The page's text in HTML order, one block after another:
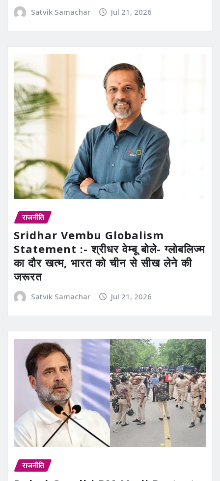
Satvik Samachar Jul 21, 2026
राजनीति
Sridhar Vembu Globalism
Statement :- श्रीधर वेम्बू बोले- ग्लोबलिज्म
का दौर खत्म, भारत को चीन से सीख लेने की
जरूरत
Satvik Samachar Jul 21, 2026
राजनीति